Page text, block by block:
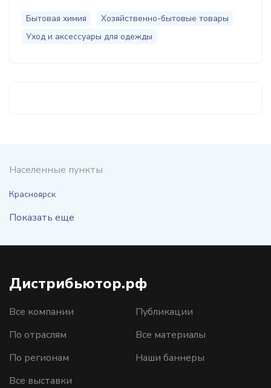
Бытовая химия
Хозяйственно-бытовые товары
Уход и аксессуары для одежды
Населенные пункты
Красноярск
Показать еще
Дистрибьютор.рф
Все компании
По отраслям
По регионам
Все выставки
Публикации
Все материалы
Наши баннеры